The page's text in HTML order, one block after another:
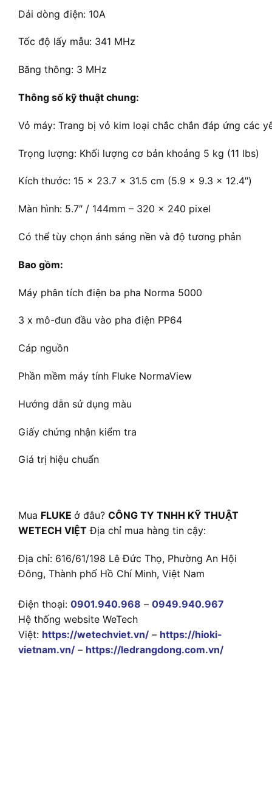
Dải dòng điện: 10A
Tốc độ lấy mẫu: 341 MHz
Băng thông: 3 MHz
Thông số kỹ thuật chung:
Vỏ máy: Trang bị vỏ kim loại chắc chắn đáp ứng các
Trọng lượng: Khối lượng cơ bản khoảng 5 kg (11 lbs)
Kích thước: 15 x 23.7 x 31.5 cm (5.9 x 9.3 x 12.4″)
Màn hình: 5.7″ / 144mm – 320 x 240 pixel
Có thể tùy chọn ánh sáng nền và độ tương phản
Bao gồm:
Máy phân tích điện ba pha Norma 5000
3 x mô-đun đầu vào pha điện PP64
Cáp nguồn
Phần mềm máy tính Fluke NormaView
Hướng dẫn sử dụng màu
Giấy chứng nhận kiểm tra
Giá trị hiệu chuẩn
Mua FLUKE ở đâu? CÔNG TY TNHH KỸ THUẬT
WETECH VIỆT Địa chỉ mua hàng tin cậy:
Địa chỉ: 616/61/198 Lê Đức Thọ, Phường An Hội
Đông, Thành phố Hồ Chí Minh, Việt Nam
Điện thoại: 0901.940.968 – 0949.940.967
Hệ thống website WeTech
Việt: https://wetechviet.vn/ – https://hioki-
vietnam.vn/ – https://ledrangdong.com.vn/